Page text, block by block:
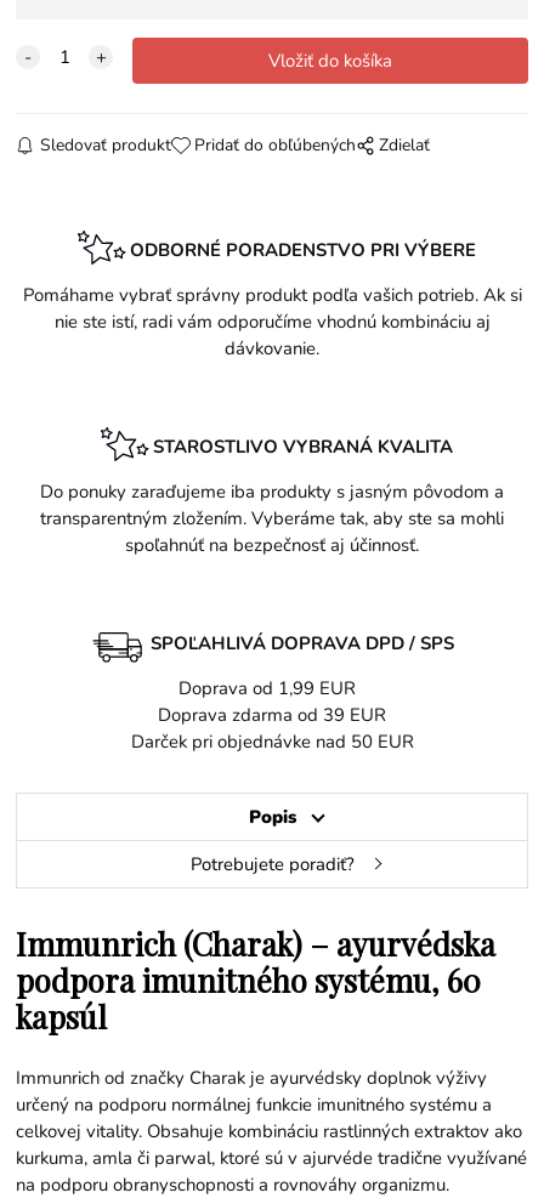
Sledovať produkt Pridať do obľúbených Zdielať
ODBORNÉ PORADENSTVO PRI VÝBERE
Pomáhame vybrať správny produkt podľa vašich potrieb. Ak si
nie ste istí, radi vám odporučíme vhodnú kombináciu aj
dávkovanie.
STAROSTLIVO VYBRANÁ KVALITA
Do ponuky zaraďujeme iba produkty s jasným pôvodom a
transparentným zložením. Vyberáme tak, aby ste sa mohli
spoľahnúť na bezpečnosť aj účinnosť.
SPOĽAHLIVÁ DOPRAVA DPD / SPS
Doprava od 1,99 EUR
Doprava zdarma od 39 EUR
Darček pri objednávke nad 50 EUR
Popis
Potrebujete poradiť?
Immunrich (Charak) – ayurvédska
podpora imunitného systému, 60
kapsúl
Immunrich od značky Charak je ayurvédsky doplnok výživy
určený na podporu normálnej funkcie imunitného systému a
celkovej vitality. Obsahuje kombináciu rastlinných extraktov ako
kurkuma, amla či parwal, ktoré sú v ajurvéde tradične využívané
na podporu obranyschopnosti a rovnováhy organizmu.